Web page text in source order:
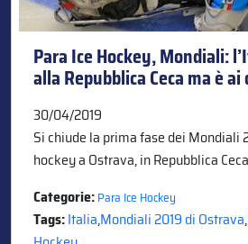
Para Ice Hockey, Mondiali:
alla Repubblica Ceca ma è
30/04/2019
Si chiude la prima fase dei Mondiali
hockey a Ostrava, in Repubblica
Categorie:Para Ice Hockey
Tags:Italia,Mondiali 2019 di Ostrava,